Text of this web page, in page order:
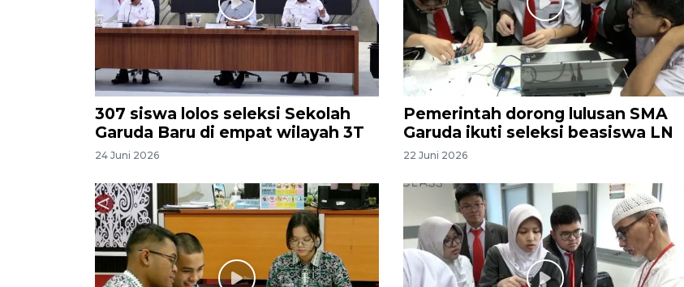
307 siswa lolos seleksi Sekolah
Garuda Baru di empat wilayah 3T
24 Juni 2026
Pemerintah dorong lulusan SMA
Garuda ikuti seleksi beasiswa LN
22 Juni 2026Gabung Persebaya, striker
kembali asah naluri
9 Juli 2026